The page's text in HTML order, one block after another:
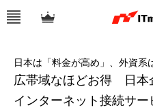
広帯域なほどお得 日本
インターネット接続サー
日本は「料金が高め」、外資系